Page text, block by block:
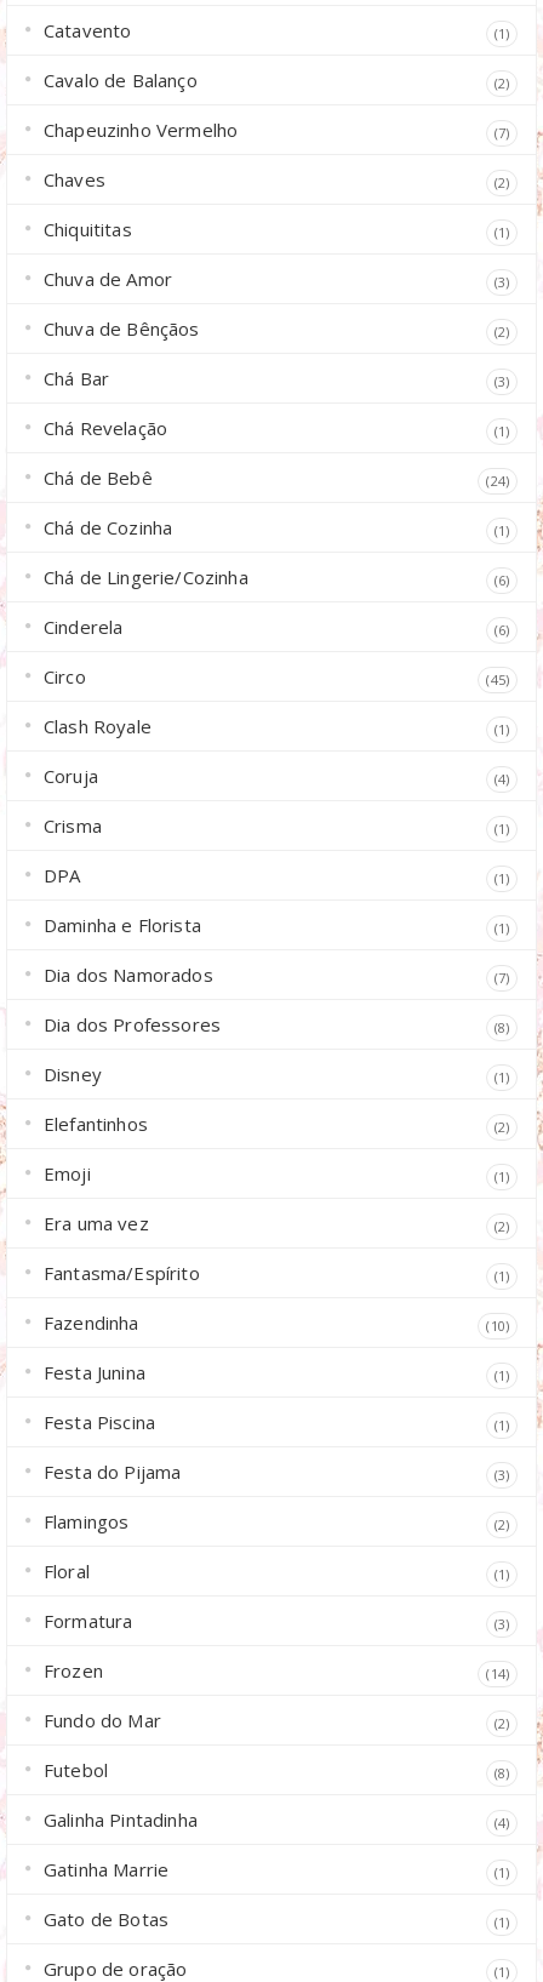
Catavento (1)
Cavalo de Balanço (2)
Chapeuzinho Vermelho (7)
Chaves (2)
Chiquititas (1)
Chuva de Amor (3)
Chuva de Bênçãos (2)
Chá Bar (3)
Chá Revelação (1)
Chá de Bebê (24)
Chá de Cozinha (1)
Chá de Lingerie/Cozinha (6)
Cinderela (6)
Circo (45)
Clash Royale (1)
Coruja (4)
Crisma (1)
DPA (1)
Daminha e Florista (1)
Dia dos Namorados (7)
Dia dos Professores (8)
Disney (1)
Elefantinhos (2)
Emoji (1)
Era uma vez (2)
Fantasma/Espírito (1)
Fazendinha (10)
Festa Junina (1)
Festa Piscina (1)
Festa do Pijama (3)
Flamingos (2)
Floral (1)
Formatura (3)
Frozen (14)
Fundo do Mar (2)
Futebol (8)
Galinha Pintadinha (4)
Gatinha Marrie (1)
Gato de Botas (1)
Grupo de oração (1)